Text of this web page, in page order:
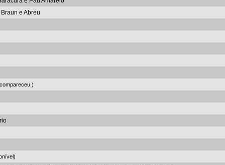
e Abreu